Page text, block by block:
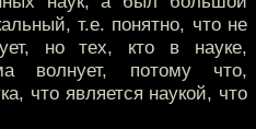
т.е. понятно, что не
но тех, кто в науке,
волнует, потому что,
что является наукой, что